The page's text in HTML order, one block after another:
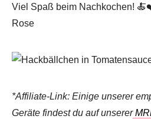
Viel Spaß beim Nachkochen!
Rose
*Affiliate-Link: Einige unserer
Geräte findest du auf unserer